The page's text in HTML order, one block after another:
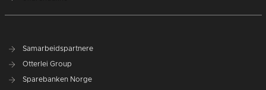
Samarbeidspartnere
Otterlei Group
Sparebanken Norge